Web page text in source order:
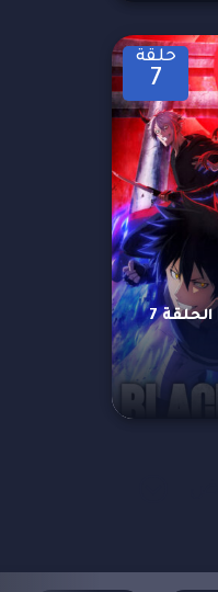
حلقة
7
انمي Black Torch الحلقة 7